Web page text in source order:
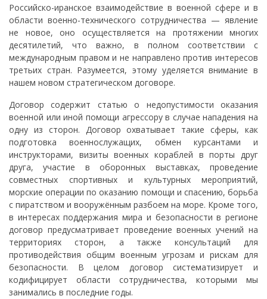
Российско-иранское взаимодействие в военной сфере и в
области военно-технического сотрудничества — явление
не новое, оно осуществляется на протяжении многих
десятилетий, что важно, в полном соответствии с
международным правом и не направлено против интересов
третьих стран. Разумеется, этому уделяется внимание в
нашем новом стратегическом договоре.
Договор содержит статью о недопустимости оказания
военной или иной помощи агрессору в случае нападения на
одну из сторон. Договор охватывает такие сферы, как
подготовка военнослужащих, обмен курсантами и
инструкторами, визиты военных кораблей в порты друг
друга, участие в оборонных выставках, проведение
совместных спортивных и культурных мероприятий,
морские операции по оказанию помощи и спасению, борьба
с пиратством и вооружённым разбоем на море. Кроме того,
в интересах поддержания мира и безопасности в регионе
договор предусматривает проведение военных учений на
территориях сторон, а также консультаций для
противодействия общим военным угрозам и рискам для
безопасности. В целом договор систематизирует и
кодифицирует области сотрудничества, которыми мы
занимались в последние годы.